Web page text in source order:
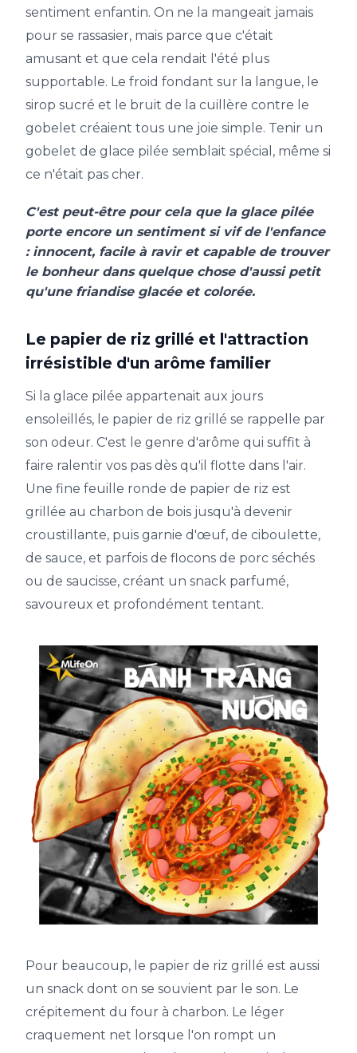
sentiment enfantin. On ne la mangeait jamais
pour se rassasier, mais parce que c'était
amusant et que cela rendait l'été plus
supportable. Le froid fondant sur la langue, le
sirop sucré et le bruit de la cuillère contre le
gobelet créaient tous une joie simple. Tenir un
gobelet de glace pilée semblait spécial, même si
ce n'était pas cher.
C'est peut-être pour cela que la glace pilée
porte encore un sentiment si vif de l'enfance
: innocent, facile à ravir et capable de trouver
le bonheur dans quelque chose d'aussi petit
qu'une friandise glacée et colorée.
Le papier de riz grillé et l'attraction
irrésistible d'un arôme familier
Si la glace pilée appartenait aux jours
ensoleillés, le papier de riz grillé se rappelle par
son odeur. C'est le genre d'arôme qui suffit à
faire ralentir vos pas dès qu'il flotte dans l'air.
Une fine feuille ronde de papier de riz est
grillée au charbon de bois jusqu'à devenir
croustillante, puis garnie d'œuf, de ciboulette,
de sauce, et parfois de flocons de porc séchés
ou de saucisse, créant un snack parfumé,
savoureux et profondément tentant.
Pour beaucoup, le papier de riz grillé est aussi
un snack dont on se souvient par le son. Le
crépitement du four à charbon. Le léger
craquement net lorsque l'on rompt un